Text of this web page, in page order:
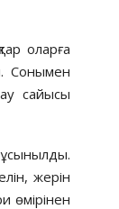
оларға
Сонымен
сайысы
жерін
өмірінен